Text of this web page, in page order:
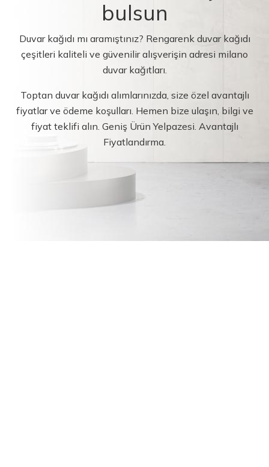
bulsun
Duvar kağıdı mı aramıştınız? Rengarenk duvar kağıdı
çeşitleri kaliteli ve güvenilir alışverişin adresi milano
duvar kağıtları.
Toptan duvar kağıdı alımlarınızda, size özel avantajlı
fiyatlar ve ödeme koşulları. Hemen bize ulaşın, bilgi ve
fiyat teklifi alın. Geniş Ürün Yelpazesi. Avantajlı
Fiyatlandırma.